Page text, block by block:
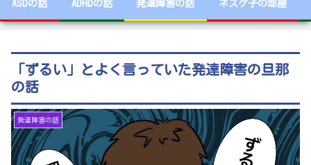
ASDの話 ADHDの話 発達障害の話 ネスケ子の部屋
「ずるい」とよく言っていた発達障害の旦那
の話
発達障害の話